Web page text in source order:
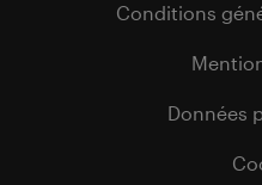
Conditions
Données